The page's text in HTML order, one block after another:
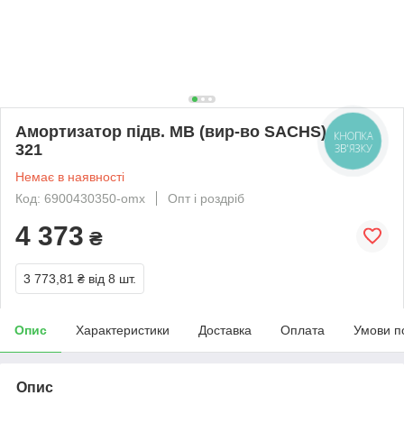
Амортизатор підв. MB (вир-во SACHS) 318
321
Немає в наявності
Код: 6900430350-omx
Опт і роздріб
4 373 ₴
3 773,81 ₴ від 8 шт.
Опис Характеристики Доставка Оплата Умови
Опис
КНОПКА
ЗВ'ЯЗКУ